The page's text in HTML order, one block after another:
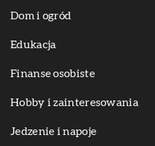
Dom i ogród
Edukacja
Finanse osobiste
Hobby i zainteresowania
Jedzenie i napoje